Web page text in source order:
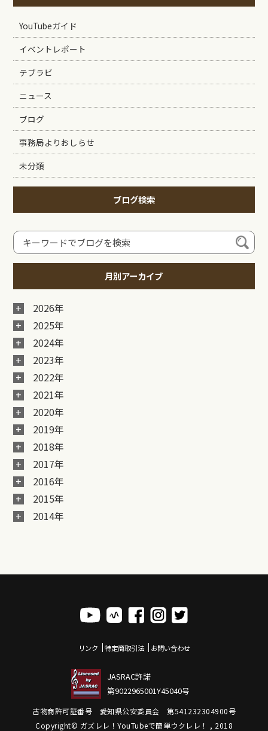
YouTubeガイド
イベントレポート
テブラビ
ニュース
ブログ
事務局よりおしらせ
未分類
ブログ検索
月別アーカイブ
2026年
2025年
2024年
2023年
2022年
2021年
2020年
2019年
2018年
2017年
2016年
2015年
2014年
リンク 特定商取引法 お問い合わせ
JASRAC許諾
第9022965001Y45040号
古物商許可証番号 愛知県公安委員会 第541232304900号
Copyright© ガズレレ！YouTubeで簡単ウクレレ！ , 2018